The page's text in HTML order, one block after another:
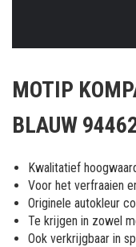
het
van
afbeeldingen-
gallerij
MOTIP
BLAUW
Kwalitatief
Voor het verfraaien
Originele autokleur
Te krijgen in zowel
Ook verkrijgbaar in